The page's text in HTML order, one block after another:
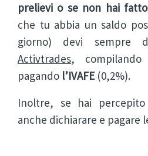
prelievi o se non hai
che tu abbia un saldo
giorno) devi sempre
Activtrades,
pagando l’IVAFE(0,2%).
Inoltre, se hai
anche dichiarare e pagare